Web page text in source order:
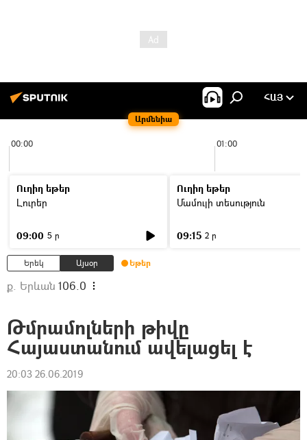
Արմենիա
ՀԱՅ
00:00 01:00
Ուղիղ եթեր
Լուրեր
09:00 5 ր
Ուղիղ եթեր
Մամուլի տեսություն
09:15 2 ր
Երեկ Այսօր Եթեր
ք. Երևան 106.0
Թմրամոլների թիվը
Հայաստանում ավելացել է
20:03 26.06.2019